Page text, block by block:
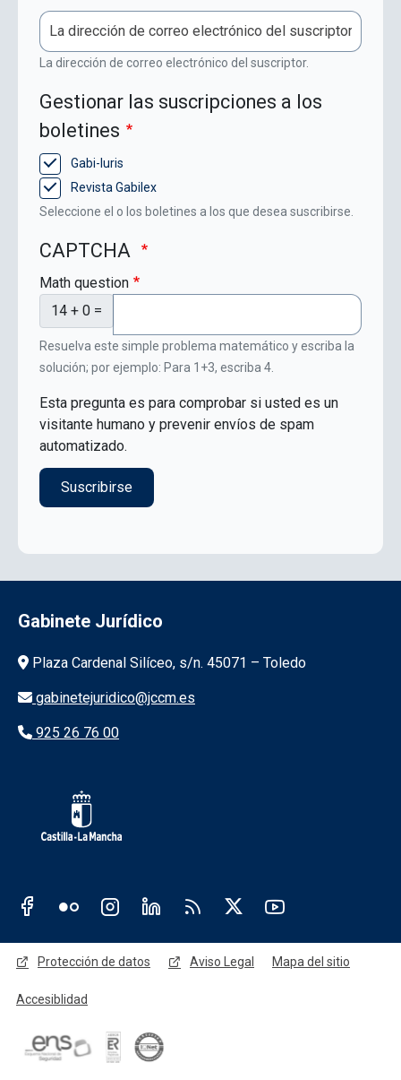
La dirección de correo electrónico del suscriptor.
Gestionar las suscripciones a los
boletines
Gabi-Iuris
Revista Gabilex
Seleccione el o los boletines a los que desea suscribirse.
CAPTCHA
Math question
14 + 0 =
Resuelva este simple problema matemático y escriba la
solución; por ejemplo: Para 1+3, escriba 4.
Esta pregunta es para comprobar si usted es un
visitante humano y prevenir envíos de spam
automatizado.
Gabinete Jurídico
Información de la institución
Plaza Cardenal Silíceo, s/n. 45071 – Toledo
gabinetejuridico@jccm.es
925 26 76 00
Redes sociales JCCM
Menú legal
Protección de datos Aviso Legal Mapa del sitio
Accesiblidad